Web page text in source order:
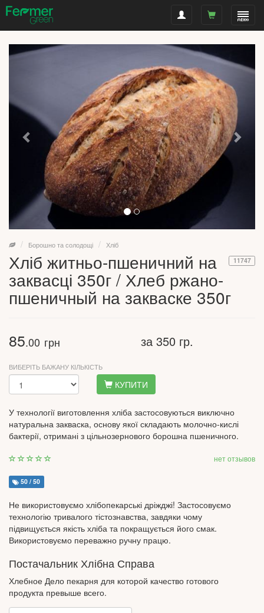
Борошно та солодощі Хліб
11747
Хліб житньо-пшеничний на
заквасці 350г / Хлеб ржано-
пшеничный на закваске 350г
85.00 грн за 350 гр.
ВИБЕРІТЬ БАЖАНУ КІЛЬКІСТЬ
КУПИТИ
У технології виготовлення хліба застосовуються виключно
натуральна закваска, основу якої складають молочно-кислі
бактерії, отримані з цільнозернового борошна пшеничного.
нет отзывов
50 / 50
Не використовуємо хлібопекарські дріжджі! Застосовуємо
технологію тривалого тістознавства, завдяки чому
підвищується якість хліба та покращується його смак.
Використовуємо переважно ручну працю.
Постачальник Хлібна Справа
Хлебное Дело пекарня для которой качество готового
продукта превыше всего.